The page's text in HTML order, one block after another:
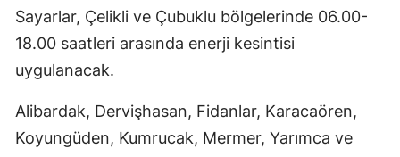
Sayarlar, Çelikli ve Çubuklu bölgelerinde 06.00-
18.00 saatleri arasında enerji kesintisi
uygulanacak.
Alibardak, Dervişhasan, Fidanlar, Karacaören,
Koyungüden, Kumrucak, Mermer, Yarımca ve